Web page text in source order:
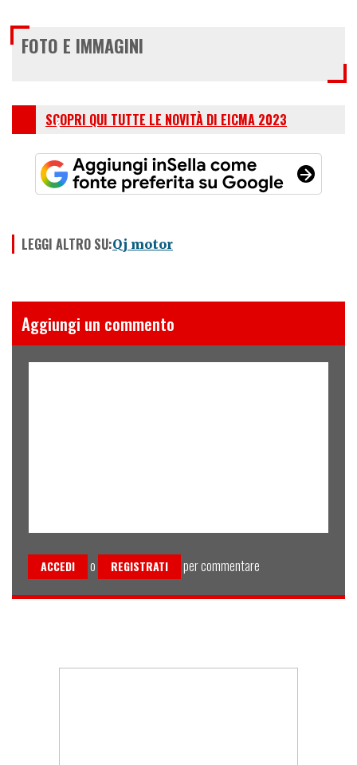
FOTO E IMMAGINI
SCOPRI QUI TUTTE LE NOVITÀ DI EICMA 2023
LEGGI ALTRO SU:Qj motor
Aggiungi un commento
ACCEDI o REGISTRATI per commentare